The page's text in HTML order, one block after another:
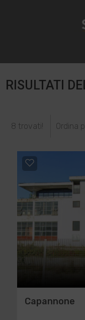
RISULTATI
8 trovati! Ordina
Capannone